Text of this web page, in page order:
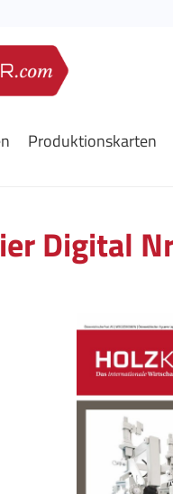
Produktionskarten
Digital